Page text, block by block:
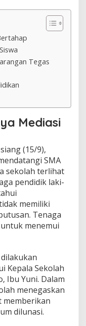
Tegas
Mediasi
(15/9),
SMA
sekolah terlihat
pendidik laki-
memiliki
Tenaga
menemui
Kepala Sekolah
Ibu Yuni. Dalam
menegaskan
memberikan
dilunasi.